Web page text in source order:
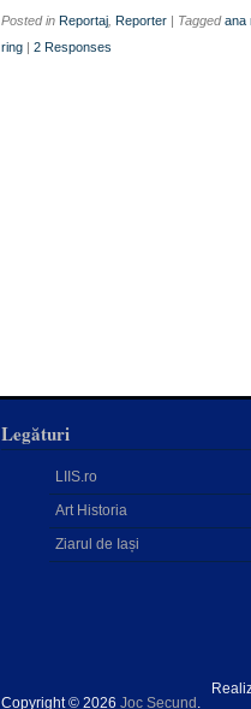
Posted in Reportaj Reporter | Taggedana
ring | 2 Responses
Legături
LIIS.ro
Art Historia
Ziarul de Iași
Copyright © 2026 Joc Secund .